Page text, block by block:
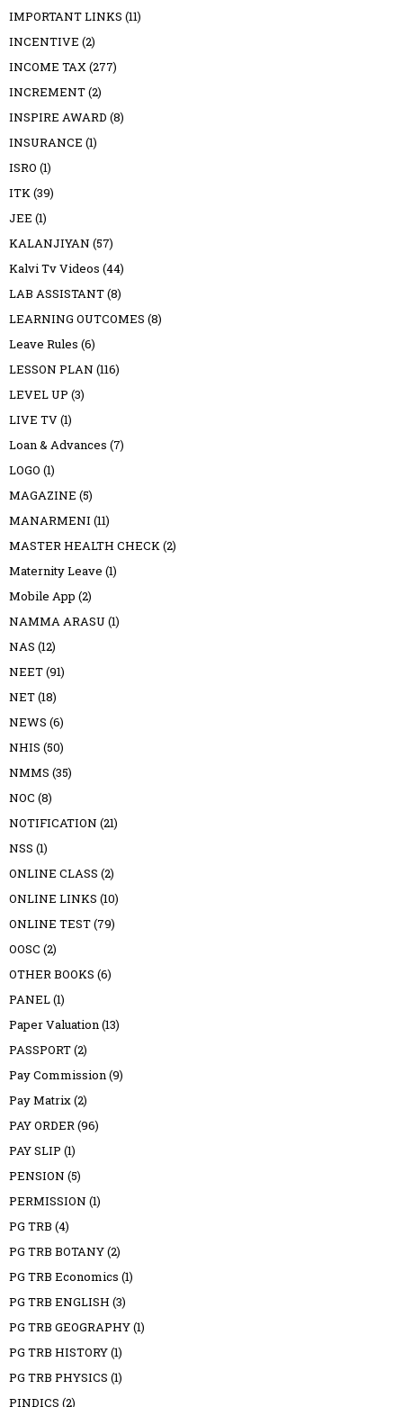
IMPORTANT LINKS (11)
INCENTIVE (2)
INCOME TAX(277)
INCREMENT(2)
INSPIRE AWARD (8)
INSURANCE (1)
ISRO (1)
ITK(39)
JEE (1)
KALANJIYAN (57)
Kalvi Tv Videos (44)
LAB ASSISTANT(8)
LEARNING OUTCOMES (8)
Leave Rules (6)
LESSON PLAN (116)
LEVEL UP (3)
LIVE TV(1)
Loan & Advances (7)
LOGO (1)
MAGAZINE (5)
MANARMENI (11)
MASTER HEALTH CHECK(2)
Maternity Leave (1)
Mobile App (2)
NAMMA ARASU (1)
NAS (12)
NEET(91)
NET(18)
NEWS (6)
NHIS (50)
NMMS (35)
NOC (8)
NOTIFICATION (21)
NSS (1)
ONLINE CLASS (2)
ONLINE LINKS (10)
ONLINE TEST(79)
OOSC (2)
OTHER BOOKS (6)
PANEL(1)
Paper Valuation(13)
PASSPORT(2)
Pay Commission(9)
Pay Matrix(2)
PAY ORDER(96)
PAY SLIP (1)
PENSION (5)
PERMISSION (1)
PG TRB (4)
PG TRB BOTANY(2)
PG TRB Economics (1)
PG TRB ENGLISH (3)
PG TRB GEOGRAPHY(1)
PG TRB HISTORY(1)
PG TRB PHYSICS (1)
PINDICS (2)